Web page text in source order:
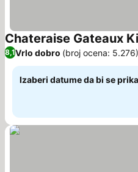
Chateraise Gateaux
8,1Vrlo dobro (broj ocena: 5.276)
Izaberi datume da bi se